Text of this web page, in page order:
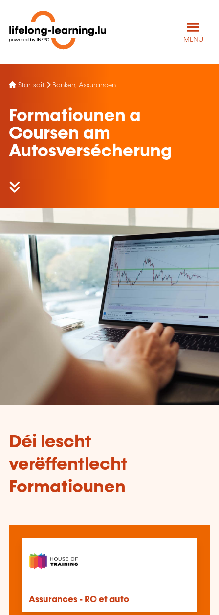
MENÜ
Startsäit Banken, Assurancen
Formatiounen a
Coursen am
Autosversécherung
Déi lescht
verëffentlecht
Formatiounen
Assurances - RC et auto